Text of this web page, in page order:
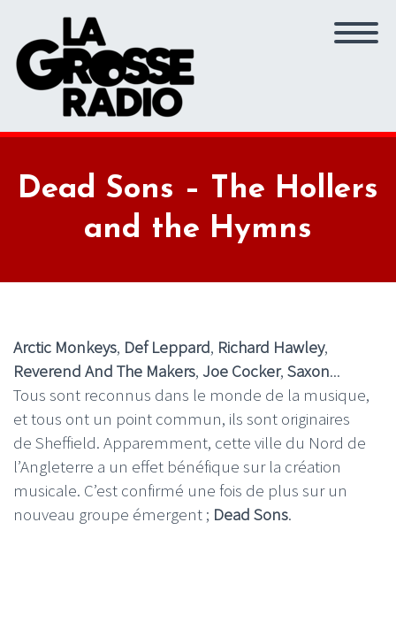
Dead Sons – The Hollers
and the Hymns
Arctic Monkeys, Def Leppard, Richard Hawley,
Reverend And The Makers, Joe Cocker, Saxon...
Tous sont reconnus dans le monde de la musique,
et tous ont un point commun, ils sont originaires
de Sheffield. Apparemment, cette ville du Nord de
l’Angleterre a un effet bénéfique sur la création
musicale. C’est confirmé une fois de plus sur un
nouveau groupe émergent ; Dead Sons.